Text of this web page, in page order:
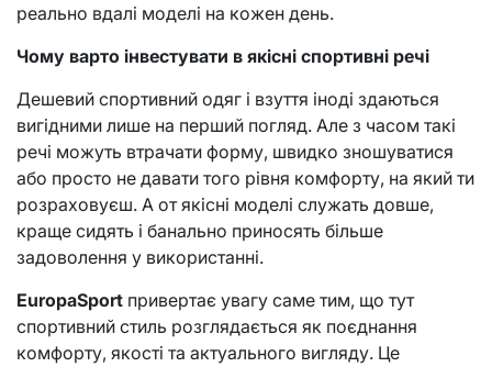
реально вдалі моделі на кожен день.
Чому варто інвестувати в якісні спортивні речі
Дешевий спортивний одяг і взуття іноді здаються
вигідними лише на перший погляд. Але з часом такі
речі можуть втрачати форму, швидко зношуватися
або просто не давати того рівня комфорту, на який ти
розраховуєш. А от якісні моделі служать довше,
краще сидять і банально приносять більше
задоволення у використанні.
EuropaSport привертає увагу саме тим, що тут
спортивний стиль розглядається як поєднання
комфорту, якості та актуального вигляду. Це